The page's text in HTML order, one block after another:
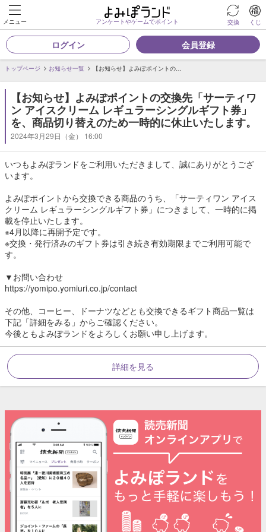
メニュー アンケートやゲームでポイント 交換 くじ
ログイン 会員登録
トップページ お知らせ一覧 【お知らせ】よみぽポイントの…
【お知らせ】よみぽポイントの交換先「サーティワ
ン アイスクリーム レギュラーシングルギフト券」
を、商品切り替えのため一時的に休止いたします。
2024年3月29日（金） 16:00
いつもよみぽランドをご利用いただきまして、誠にありがとうござ
います。
よみぽポイントから交換できる商品のうち、「サーティワン アイス
クリーム レギュラーシングルギフト券」につきまして、一時的に掲
載を停止いたします。
※4月以降に再開予定です。
※交換・発行済みのギフト券は引き続き有効期限までご利用可能で
す。
▼お問い合わせ
https://yomipo.yomiuri.co.jp/contact
その他、コーヒー、ドーナツなどとも交換できるギフト商品一覧は
下記「詳細をみる」からご確認ください。
今後ともよみぽランドをよろしくお願い申し上げます。
詳細を見る